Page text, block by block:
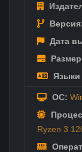
Дата
Языки
ОС:
Ryzen 3